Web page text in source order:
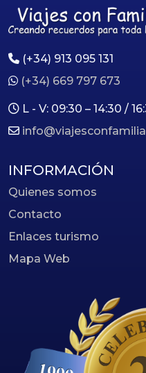
(+34) 913 095 131
(+34) 669 797 673
L - V: 09:30 – 14:30 /
INFORMACIÓN
Quienes somos
Contacto
Enlaces turismo
Mapa Web